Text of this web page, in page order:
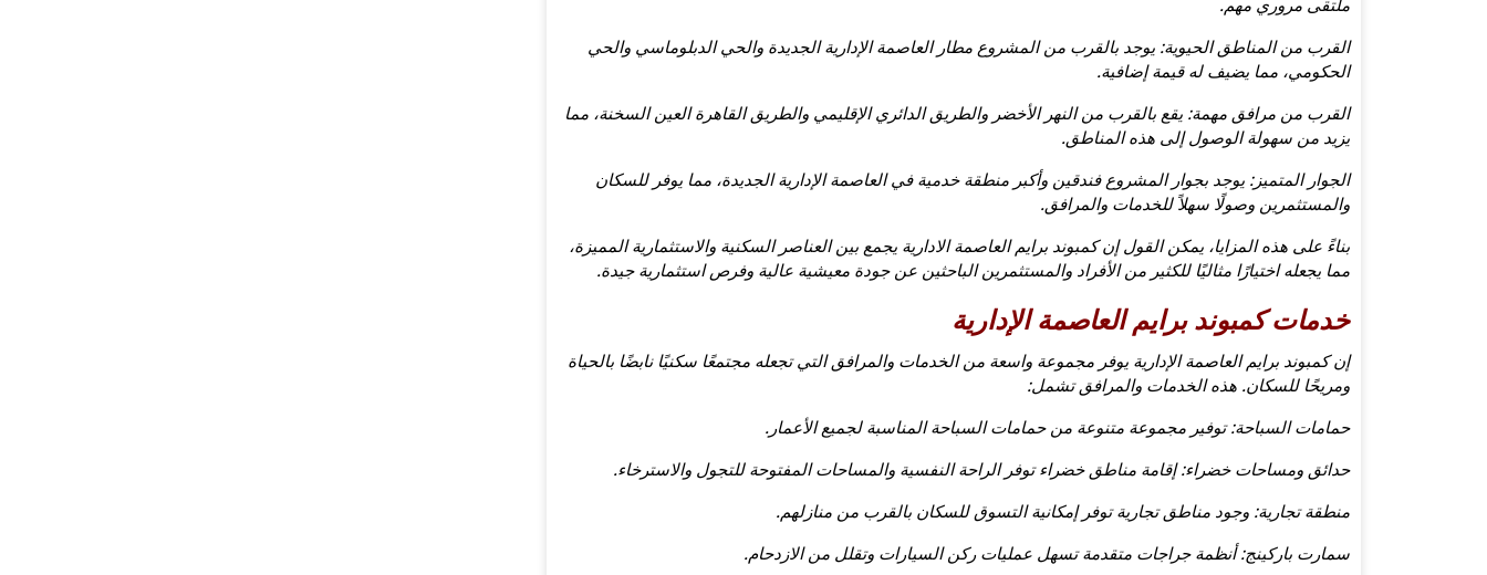
ملتقى مروري مهم.
القرب من المناطق الحيوية: يوجد بالقرب من المشروع مطار العاصمة الإدارية الجديدة والحي الدبلوماسي والحي
الحكومي، مما يضيف له قيمة إضافية.
القرب من مرافق مهمة: يقع بالقرب من النهر الأخضر والطريق الدائري الإقليمي والطريق القاهرة العين السخنة، مما
يزيد من سهولة الوصول إلى هذه المناطق.
الجوار المتميز: يوجد بجوار المشروع فندقين وأكبر منطقة خدمية في العاصمة الإدارية الجديدة، مما يوفر للسكان
والمستثمرين وصولًا سهلاً للخدمات والمرافق.
بناءً على هذه المزايا، يمكن القول إن كمبوند برايم العاصمة الادارية يجمع بين العناصر السكنية والاستثمارية المميزة،
مما يجعله اختيارًا مثاليًا للكثير من الأفراد والمستثمرين الباحثين عن جودة معيشية عالية وفرص استثمارية جيدة.
خدمات كمبوند برايم العاصمة الإدارية
إن كمبوند برايم العاصمة الإدارية يوفر مجموعة واسعة من الخدمات والمرافق التي تجعله مجتمعًا سكنيًا نابضًا بالحياة
ومريحًا للسكان. هذه الخدمات والمرافق تشمل:
حمامات السباحة: توفير مجموعة متنوعة من حمامات السباحة المناسبة لجميع الأعمار.
حدائق ومساحات خضراء: إقامة مناطق خضراء توفر الراحة النفسية والمساحات المفتوحة للتجول والاسترخاء.
منطقة تجارية: وجود مناطق تجارية توفر إمكانية التسوق للسكان بالقرب من منازلهم.
سمارت باركينج: أنظمة جراجات متقدمة تسهل عمليات ركن السيارات وتقلل من الازدحام.